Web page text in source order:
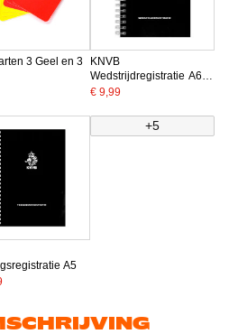
3 Geel en 3
KNVB
Wedstrijdregistratie A6
Voetbal
€ 9,99
A5
+5